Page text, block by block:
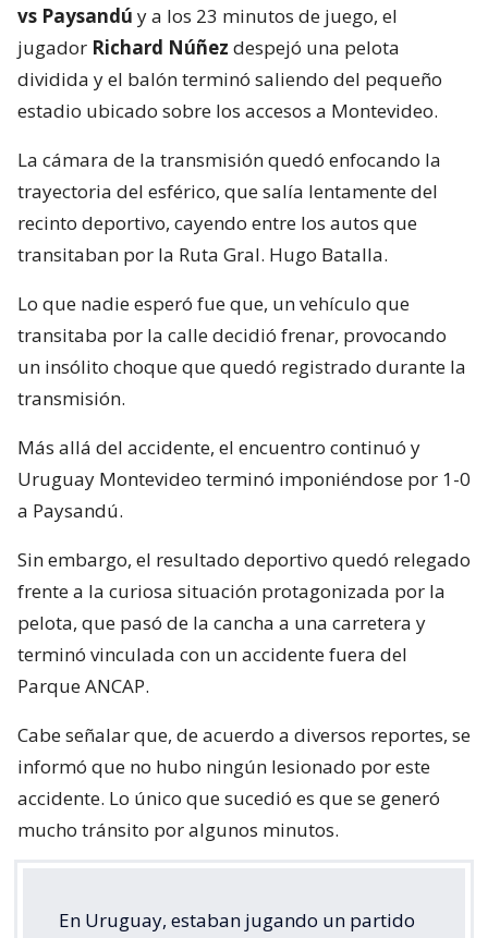
vs Paysandú y a los 23 minutos de juego, el
jugador Richard Núñez despejó una pelota
dividida y el balón terminó saliendo del pequeño
estadio ubicado sobre los accesos a Montevideo.
La cámara de la transmisión quedó enfocando la
trayectoria del esférico, que salía lentamente del
recinto deportivo, cayendo entre los autos que
transitaban por la Ruta Gral. Hugo Batalla.
Lo que nadie esperó fue que, un vehículo que
transitaba por la calle decidió frenar, provocando
un insólito choque que quedó registrado durante la
transmisión.
Más allá del accidente, el encuentro continuó y
Uruguay Montevideo terminó imponiéndose por 1-0
a Paysandú.
Sin embargo, el resultado deportivo quedó relegado
frente a la curiosa situación protagonizada por la
pelota, que pasó de la cancha a una carretera y
terminó vinculada con un accidente fuera del
Parque ANCAP.
Cabe señalar que, de acuerdo a diversos reportes, se
informó que no hubo ningún lesionado por este
accidente. Lo único que sucedió es que se generó
mucho tránsito por algunos minutos.
En Uruguay, estaban jugando un partido